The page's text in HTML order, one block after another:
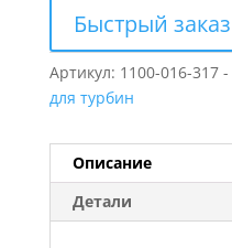
Быстрый заказ
Артикул: 1100-016-317 -
для турбин
Описание
Детали